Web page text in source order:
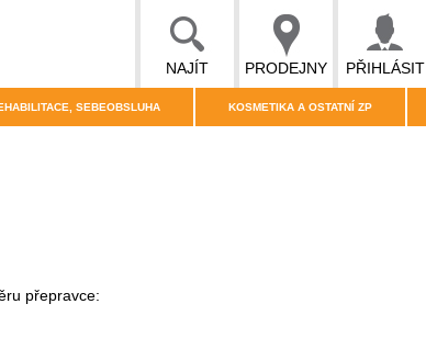
NAJÍT PRODEJNY PŘIHLÁSIT
SEBEOBSLUHA KOSMETIKA A OSTATNÍ ZP
přepravce: